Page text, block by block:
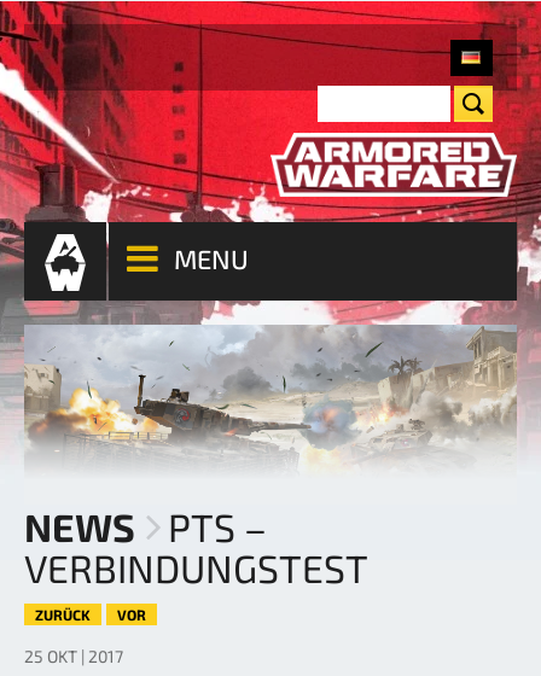
MENU
NEWS
PTS –
VERBINDUNGSTEST
ZURÜCK VOR
25 OKT | 2017